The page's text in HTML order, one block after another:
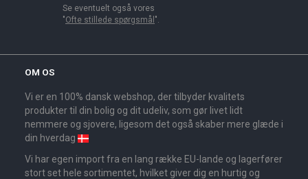
Se eventuelt også vores
"Ofte stillede spørgsmål ".
OM OS
Vi er en 100% dansk webshop, der tilbyder kvalitets
produkter til din bolig og dit udeliv, som gør livet lidt
nemmere og sjovere, ligesom det også skaber mere glæde i
din hverdag
Vi har egen import fra en lang række EU-lande og lagerfører
stort set hele sortimentet, hvilket giver dig en hurtig og